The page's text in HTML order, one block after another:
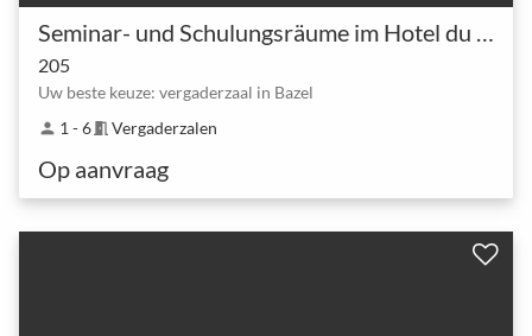
205
Uw beste keuze: vergaderzaal in Bazel
person 1 - 6meeting_room Vergaderzalen
Op aanvraag